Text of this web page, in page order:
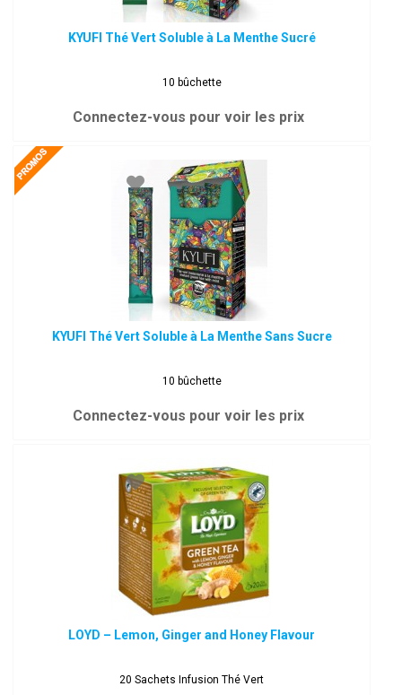
KYUFI Thé Vert Soluble à La Menthe Sucré
10 bûchette
Connectez-vous pour voir les prix
KYUFI Thé Vert Soluble à La Menthe Sans Sucre
10 bûchette
Connectez-vous pour voir les prix
LOYD – Lemon, Ginger and Honey Flavour
20 Sachets Infusion Thé Vert